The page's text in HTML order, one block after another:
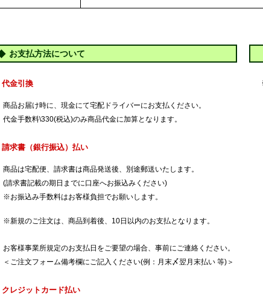
お支払方法について
代金引換
商品お届け時に、現金にて宅配ドライバーにお支払ください。
代金手数料\330(税込)のみ商品代金に加算となります。
請求書（銀行振込）払い
商品は宅配便、請求書は商品発送後、別途郵送いたします。
(請求書記載の期日までに口座へお振込みください)
※お振込み手数料はお客様負担でお願いします。
※新規のご注文は、商品到着後、10日以内のお支払となります。
お客様事業所規定のお支払日をご要望の場合、事前にご連絡ください。
＜ご注文フォーム備考欄にご記入ください(例：月末〆翌月末払い 等)＞
クレジットカード払い